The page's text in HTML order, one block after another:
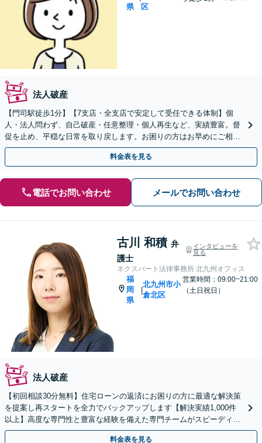
県
区
法人破産
【門司駅徒歩1分】【7支店・全支店で安定して受任できる体制】個
人・法人問わず、自己破産・任意整理・個人再生など、実績豊富。督
促を止め、平穏な日常を取り戻します。お困りの方はお早めにご相談
ください【分割払い対応（応相談）】
料金表を見る
電話でお問い合わせ メールでお問い合わせ
古川 和積 弁
護士
インタビューを
見る
ネクスパート法律事務所 北九州オフィス
福
岡
県
|
北九州市小
倉北区
営業時間：09:00~21:00
（土日祝日）
法人破産
【初回相談30分無料】住宅ローンの返済にお困りの方に最適な解決策
を提案し再スタートを全力でバックアップします【解決実績1,000件
以上】高度な専門性と豊富な経験を備えた専門チームがスピーディー
に対応【分割・後払い応相談】【LINE相談可】
料金表を見る